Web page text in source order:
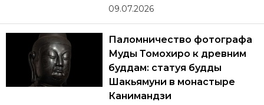
09.07.2026
Паломничество фотографа
Муды Томохиро к древним
буддам: статуя будды
Шакьямуни в монастыре
Канимандзи